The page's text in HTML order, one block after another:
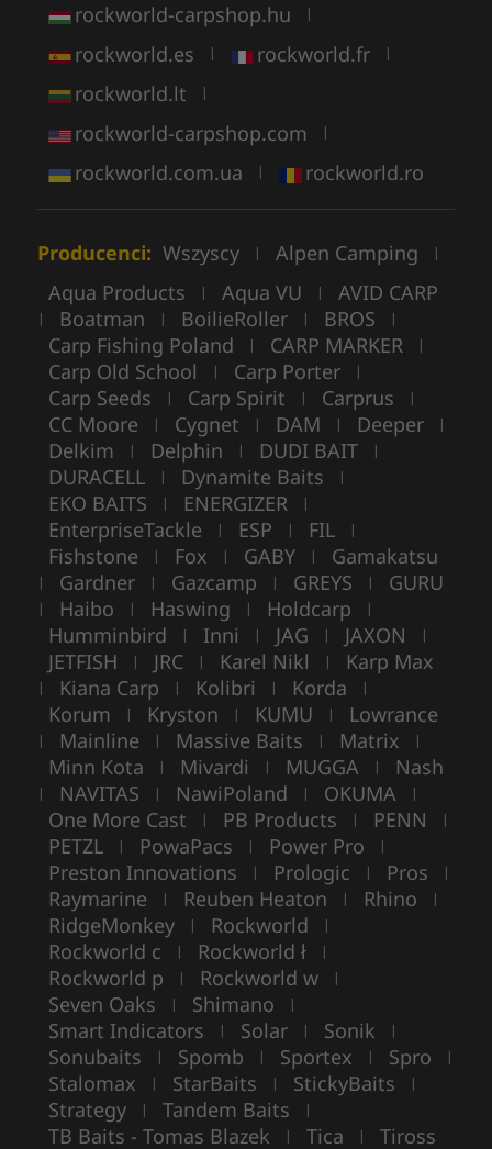
rockworld-carpshop.hu |
rockworld.es | rockworld.fr |
rockworld.lt |
rockworld-carpshop.com |
rockworld.com.ua | rockworld.ro
Producenci: Wszyscy | Alpen Camping |
Aqua Products | Aqua VU | AVID CARP
| Boatman | BoilieRoller | BROS |
Carp Fishing Poland | CARP MARKER |
Carp Old School | Carp Porter |
Carp Seeds | Carp Spirit | Carprus |
CC Moore | Cygnet | DAM | Deeper |
Delkim | Delphin | DUDI BAIT |
DURACELL | Dynamite Baits |
EKO BAITS | ENERGIZER |
EnterpriseTackle | ESP | FIL |
Fishstone | Fox | GABY | Gamakatsu
| Gardner | Gazcamp | GREYS | GURU
| Haibo | Haswing | Holdcarp |
Humminbird | Inni | JAG | JAXON |
JETFISH | JRC | Karel Nikl | Karp Max
| Kiana Carp | Kolibri | Korda |
Korum | Kryston | KUMU | Lowrance
| Mainline | Massive Baits | Matrix |
Minn Kota | Mivardi | MUGGA | Nash
| NAVITAS | NawiPoland | OKUMA |
One More Cast | PB Products | PENN |
PETZL | PowaPacs | Power Pro |
Preston Innovations | Prologic | Pros |
Raymarine | Reuben Heaton | Rhino |
RidgeMonkey | Rockworld |
Rockworld c | Rockworld ł |
Rockworld p | Rockworld w |
Seven Oaks | Shimano |
Smart Indicators | Solar | Sonik |
Sonubaits | Spomb | Sportex | Spro |
Stalomax | StarBaits | StickyBaits |
Strategy | Tandem Baits |
TB Baits - Tomas Blazek | Tica | Tiross